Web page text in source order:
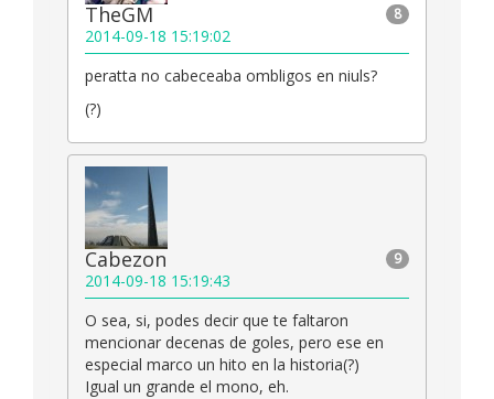
8
TheGM
2014-09-18 15:19:02
peratta no cabeceaba ombligos en niuls?
(?)
9
Cabezon
2014-09-18 15:19:43
O sea, si, podes decir que te faltaron
mencionar decenas de goles, pero ese en
especial marco un hito en la historia(?)
Igual un grande el mono, eh.